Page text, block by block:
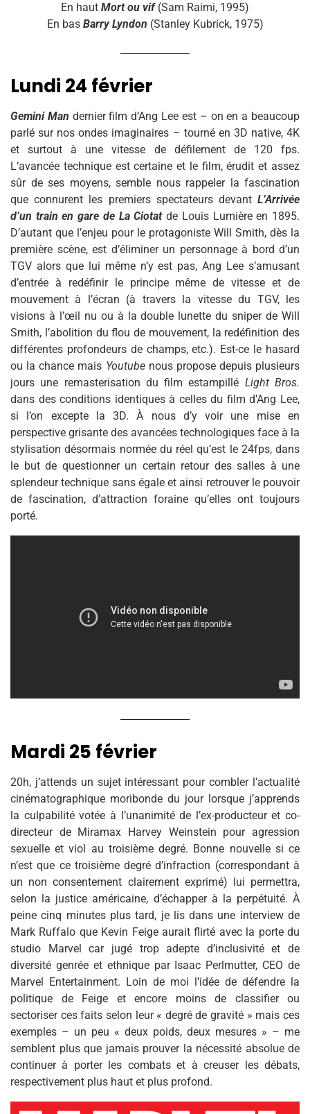
En haut Mort ou vif (Sam Raimi, 1995)
En bas Barry Lyndon (Stanley Kubrick, 1975)
Lundi 24 février
Gemini Man dernier film d’Ang Lee est – on en a beaucoup
parlé sur nos ondes imaginaires – tourné en 3D native, 4K
et surtout à une vitesse de défilement de 120 fps.
L’avancée technique est certaine et le film, érudit et assez
sûr de ses moyens, semble nous rappeler la fascination
que connurent les premiers spectateurs devant L’Arrivée
d’un train en gare de La Ciotatde Louis Lumière en 1895.
D’autant que l’enjeu pour le protagoniste Will Smith, dès la
première scène, est d’éliminer un personnage à bord d’un
TGV alors que lui même n’y est pas, Ang Lee s’amusant
d’entrée à redéfinir le principe même de vitesse et de
mouvement à l’écran (à travers la vitesse du TGV, les
visions à l’œil nu ou à la double lunette du sniper de Will
Smith, l’abolition du flou de mouvement, la redéfinition des
différentes profondeurs de champs, etc.). Est-ce le hasard
ou la chance mais Youtubenous propose depuis plusieurs
jours une remasterisation du film estampillé Light Bros.
dans des conditions identiques à celles du film d’Ang Lee,
si l’on excepte la 3D. À nous d’y voir une mise en
perspective grisante des avancées technologiques face à la
stylisation désormais normée du réel qu’est le 24fps, dans
le but de questionner un certain retour des salles à une
splendeur technique sans égale et ainsi retrouver le pouvoir
de fascination, d’attraction foraine qu’elles ont toujours
porté.
Mardi 25 février
20h, j’attends un sujet intéressant pour combler l’actualité
cinématographique moribonde du jour lorsque j’apprends
la culpabilité votée à l’unanimité de l’ex-producteur et co-
directeur de Miramax Harvey Weinstein pour agression
sexuelle et viol au troisième degré. Bonne nouvelle si ce
n’est que ce troisième degré d’infraction (correspondant à
un non consentement clairement exprimé) lui permettra,
selon la justice américaine, d’échapper à la perpétuité. À
peine cinq minutes plus tard, je lis dans une interview de
Mark Ruffalo que Kevin Feige aurait flirté avec la porte du
studio Marvel car jugé trop adepte d’inclusivité et de
diversité genrée et ethnique par Isaac Perlmutter, CEO de
Marvel Entertainment. Loin de moi l’idée de défendre la
politique de Feige et encore moins de classifier ou
sectoriser ces faits selon leur « degré de gravité » mais ces
exemples – un peu « deux poids, deux mesures » – me
semblent plus que jamais prouver la nécessité absolue de
continuer à porter les combats et à creuser les débats,
respectivement plus haut et plus profond.